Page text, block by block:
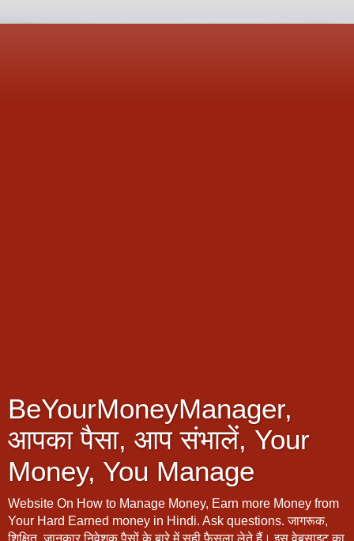
BeYourMoneyManager,
आपका पैसा, आप संभालें, Your
Money, You Manage
Website On How to Manage Money, Earn more Money from
Your Hard Earned money in Hindi. Ask questions. जागरूक,
शिक्षित, जानकार निवेशक पैसों के बारे में सही फैसला लेते हैं। इस वेबसाइट का